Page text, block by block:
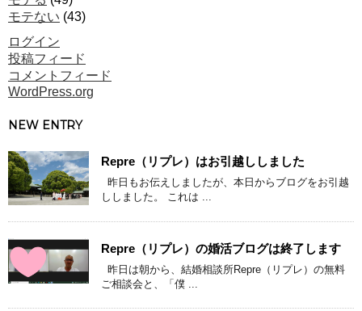
モテない (43)
ログイン
投稿フィード
コメントフィード
WordPress.org
NEW ENTRY
Repre（リプレ）はお引越ししました
昨日もお伝えしましたが、本日からブログをお引越
ししました。 これは ...
Repre（リプレ）の婚活ブログは終了します
昨日は朝から、結婚相談所Repre（リプレ）の無料
ご相談会と、「僕 ...